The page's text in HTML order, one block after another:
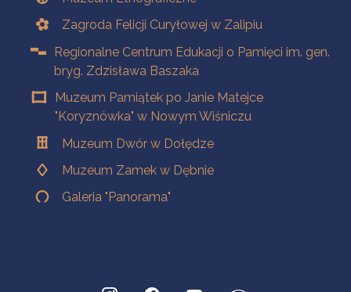
Zagroda Felicji Curyłowej w Zalipiu
Regionalne Centrum Edukacji o Pamięci im. gen.
bryg. Zdzisława Baszaka
Muzeum Pamiątek po Janie Matejce
"Koryznówka" w Nowym Wiśniczu
Muzeum Dwór w Dołędze
Muzeum Zamek w Dębnie
Galeria "Panorama"